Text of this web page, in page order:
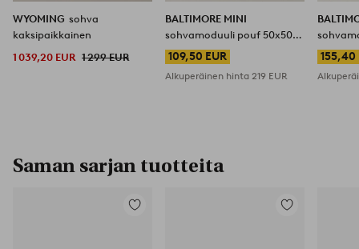
WYOMING sohva
kaksipaikkainen
1 039,20 EUR 1 299 EUR
BALTIMORE MINI
sohvamoduuli pouf 50x50
cm
109,50 EUR
Alkuperäinen hinta 219 EUR
tyynyä
155,40
Saman sarjan tuotteita
Lisää
Lisää